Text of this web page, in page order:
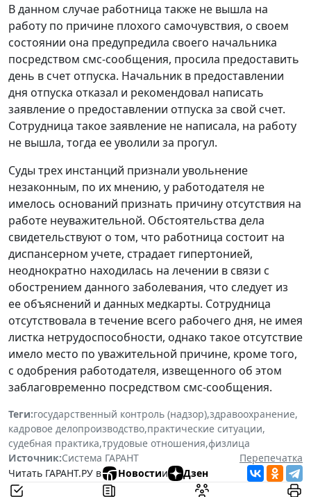
В данном случае работница также не вышла на
работу по причине плохого самочувствия, о своем
состоянии она предупредила своего начальника
посредством смс-сообщения, просила предоставить
день в счет отпуска. Начальник в предоставлении
дня отпуска отказал и рекомендовал написать
заявление о предоставлении отпуска за свой счет.
Сотрудница такое заявление не написала, на работу
не вышла, тогда ее уволили за прогул.
Суды трех инстанций признали увольнение
незаконным, по их мнению, у работодателя не
имелось оснований признать причину отсутствия на
работе неуважительной. Обстоятельства дела
свидетельствуют о том, что работница состоит на
диспансерном учете, страдает гипертонией,
неоднократно находилась на лечении в связи с
обострением данного заболевания, что следует из
ее объяснений и данных медкарты. Сотрудница
отсутствовала в течение всего рабочего дня, не имея
листка нетрудоспособности, однако такое отсутствие
имело место по уважительной причине, кроме того,
с одобрения работодателя, извещенного об этом
заблаговременно посредством смс-сообщения.
Теги:государственный контроль (надзор),здравоохранение,
кадровое делопроизводство,практические ситуации,
судебная практика,трудовые отношения,физлица
Источник:Система ГАРАНТ
Перепечатка
Читать ГАРАНТ.РУ в
Новостии Дзен